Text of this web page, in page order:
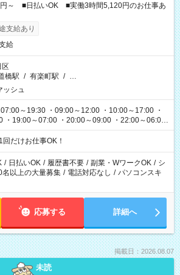
～ ■日払いOK ■実働3時間5,120円のお仕事あ
支給あり
給
区
橋駅 / 有楽町駅 / …
ッシュ
～19:30 ・09:00～12:00 ・10:00～17:00 ・
・19:00～07:00 ・20:00～09:00 ・22:00～06:00
※シフトはだけお仕事OK！
/ 日払いOK / 履歴書不要 / 副業・WワークOK / シ
名以上の大量募集 / 電話対応なし / パソコンスキ
応募する 詳細へ
掲載日：2026.08.07
未読